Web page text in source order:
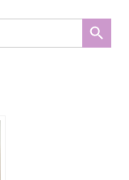
Search Button